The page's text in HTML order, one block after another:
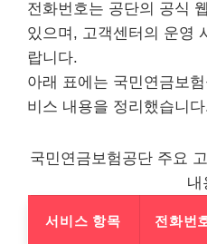
전화번호는 공단의 공식
있으며, 고객센터의 운영
랍니다.
아래 표에는 국민연금보
비스 내용을 정리했습니
국민연금보험공단 주요
내
서비스 항목 전화번